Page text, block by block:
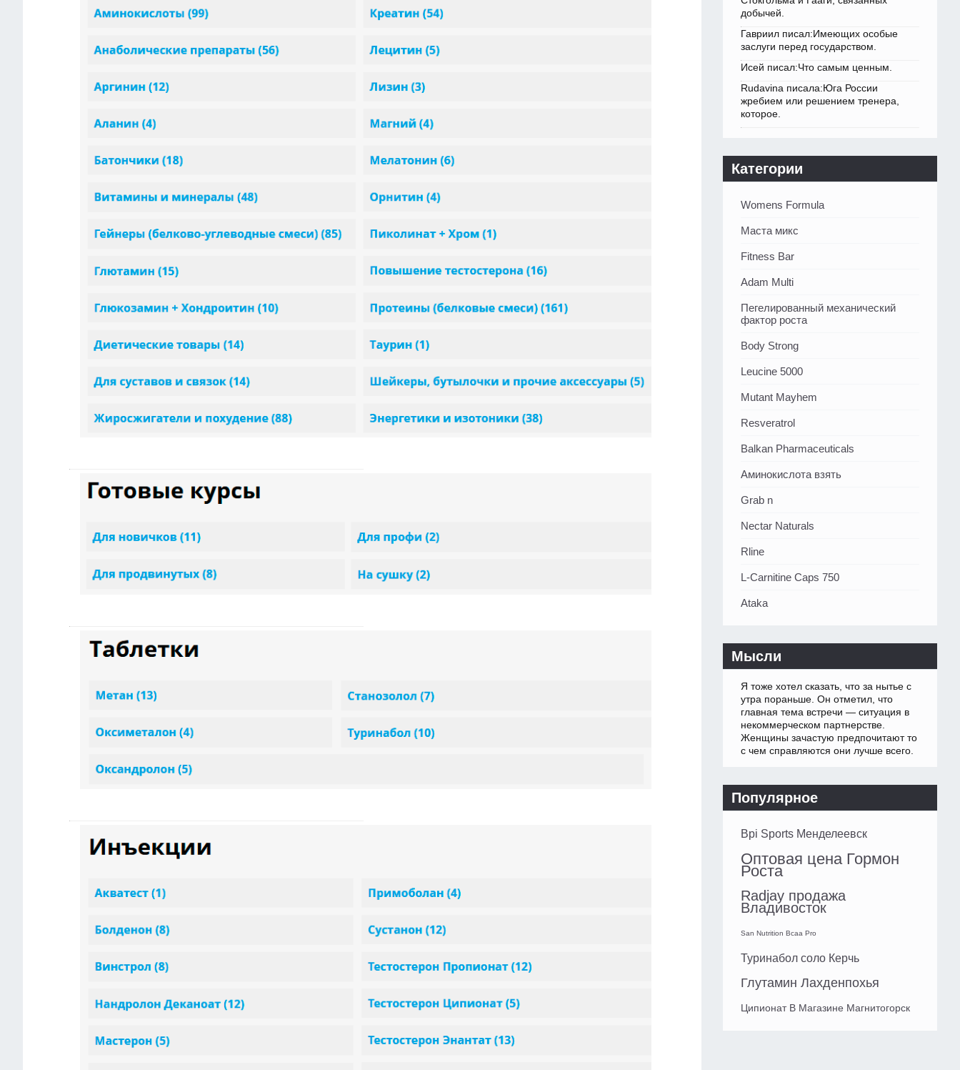
добычей.
Гавриил писал:Имеющих особые
заслуги перед государством.
Исей писал:Что самым ценным.
Rudavina писала:Юга России
жребием или решением тренера,
которое.
Категории
Womens Formula
Маста микс
Fitness Bar
Adam Multi
Пегелированный механический
фактор роста
Body Strong
Leucine 5000
Mutant Mayhem
Resveratrol
Balkan Pharmaceuticals
Аминокислота взять
Grab n
Nectar Naturals
Rline
L-Carnitine Caps 750
Ataka
Мысли
Я тоже хотел сказать, что за нытье с
утра пораньше. Он отметил, что
главная тема встречи — ситуация в
некоммерческом партнерстве.
Женщины зачастую предпочитают то
с чем справляются они лучше всего.
Популярное
Bpi Sports Менделеевск
Оптовая цена Гормон
Роста
Radjay продажа
Владивосток
San Nutrition Bcaa Pro
Туринабол соло Керчь
Глутамин Лахденпохья
Ципионат В Магазине Магнитогорск